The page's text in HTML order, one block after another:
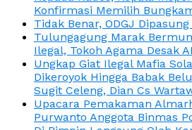
Konfirmasi Memilih
Tidak Benar, ODGJ
Tulungagung Marak
Ilegal, Tokoh Agama Desak
Ungkap Giat Ilegal Mafia
Dikeroyok Hingga Babak
Sugit Celeng, Dian Cs
Upacara Pemakaman
Purwanto Anggota Binmas